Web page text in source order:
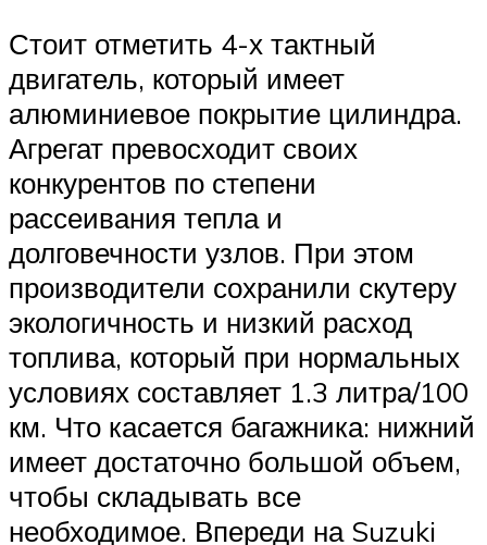
Стоит отметить 4-х тактный
двигатель, который имеет
алюминиевое покрытие цилиндра.
Агрегат превосходит своих
конкурентов по степени
рассеивания тепла и
долговечности узлов. При этом
производители сохранили скутеру
экологичность и низкий расход
топлива, который при нормальных
условиях составляет 1.3 литра/100
км. Что касается багажника: нижний
имеет достаточно большой объем,
чтобы складывать все
необходимое. Впереди на Suzuki